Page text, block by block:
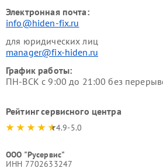
Электронная почта:
info@hiden-fix.ru
для юридических лиц
manager@fix-hiden.ru
График работы:
ПН-ВСК с 9:00 до 21:00 без
Рейтинг сервисного центра
4.9-5.0
ООО "Русервис"
ИНН 7702633247